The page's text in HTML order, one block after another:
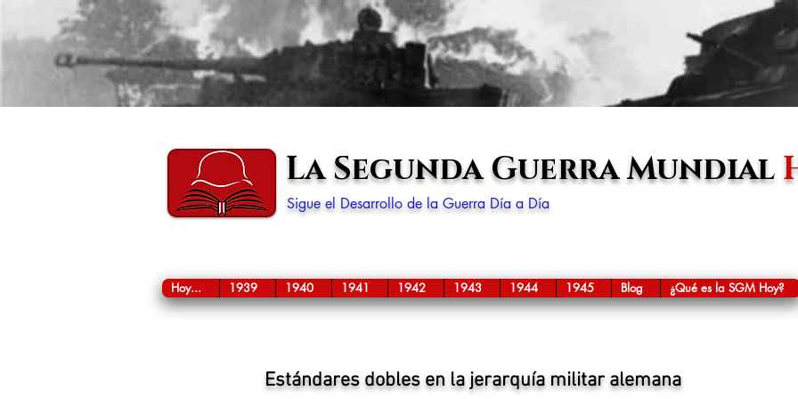
La Segunda Guerra Mundial
Sigue el Desarrollo de la Guerra Día a Día
Hoy... 1939 1940 1941 1942 1943 1944 1945 Blog ¿Qué es la SGM Hoy?
Estándares dobles en la jerarquía militar alemana